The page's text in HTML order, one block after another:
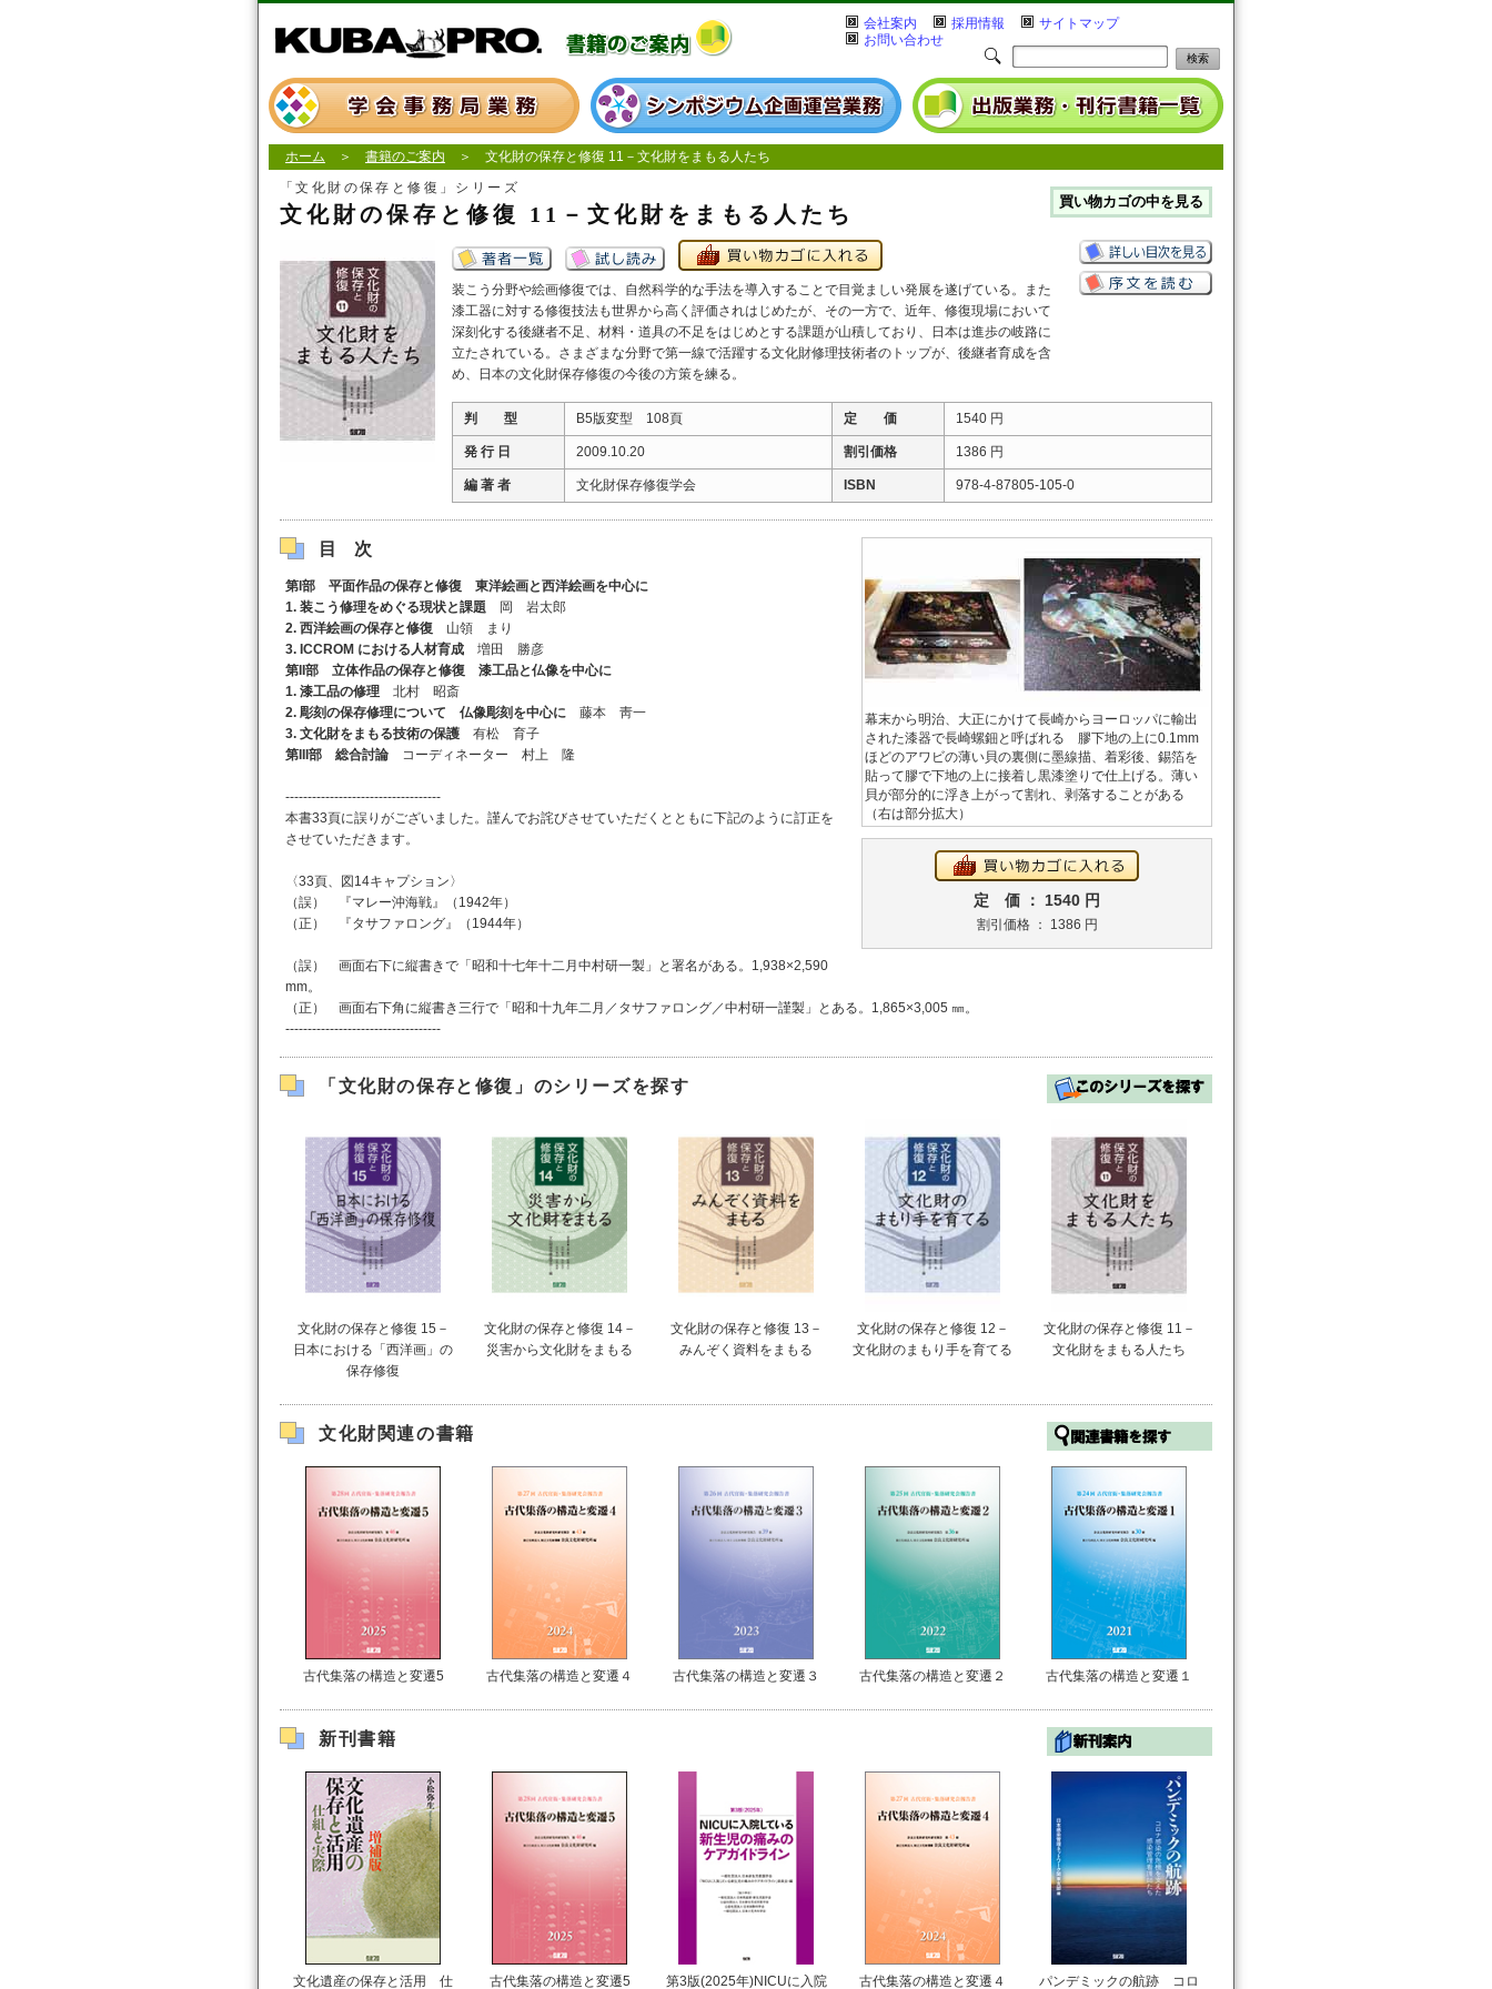
会社案内 採用情報
サイトマップ
お問い合わせ
ホーム ＞ 書籍のご案内 ＞ 文化財の保存と修復 11－文化財をまもる人たち
「文化財の保存と修復」シリーズ
文化財の保存と修復 11－文化財をまもる人たち
装こう分野や絵画修復では、自然科学的な手法を導入することで目覚ましい発展を遂げている。また
漆工器に対する修復技法も世界から高く評価されはじめたが、その一方で、近年、修復現場において
深刻化する後継者不足、材料・道具の不足をはじめとする課題が山積しており、日本は進歩の岐路に
立たされている。さまざまな分野で第一線で活躍する文化財修理技術者のトップが、後継者育成を含
め、日本の文化財保存修復の今後の方策を練る。
判 型 B5版変型 108頁 定 価 1540 円
発 行 日 2009.10.20 割引価格 1386 円
編 著 者 文化財保存修復学会 ISBN 978-4-87805-105-0
幕末から明治、大正にかけて長崎からヨーロッパに輸出
された漆器で長崎螺鈿と呼ばれる 膠下地の上に0.1mm
ほどのアワビの薄い貝の裏側に墨線描、着彩後、錫箔を
貼って膠で下地の上に接着し黒漆塗りで仕上げる。薄い
貝が部分的に浮き上がって割れ、剥落することがある
（右は部分拡大）
定 価 ： 1540 円
割引価格 ： 1386 円
目次
第I部 平面作品の保存と修復 東洋絵画と西洋絵画を中心に
1. 装こう修理をめぐる現状と課題 岡 岩太郎
2. 西洋絵画の保存と修復 山領 まり
3. ICCROM における人材育成 増田 勝彦
第II部 立体作品の保存と修復 漆工品と仏像を中心に
1. 漆工品の修理 北村 昭斎
2. 彫刻の保存修理について 仏像彫刻を中心に 藤本 靑一
3. 文化財をまもる技術の保護 有松 育子
第III部 総合討論 コーディネーター 村上 隆
-----------------------------------
本書33頁に誤りがございました。謹んでお詫びさせていただくとともに下記のように訂正を
させていただきます。
〈33頁、図14キャプション〉
（誤） 『マレー沖海戦』（1942年）
（正） 『タサファロング』（1944年）
（誤） 画面右下に縦書きで「昭和十七年十二月中村研一製」と署名がある。1,938×2,590
mm。
（正） 画面右下角に縦書き三行で「昭和十九年二月／タサファロング／中村研一謹製」とある。1,865×3,005 ㎜。
-----------------------------------
「文化財の保存と修復」のシリーズを探す
文化財の保存と修復 15－
日本における「西洋画」の
保存修復
文化財の保存と修復 14－
災害から文化財をまもる
文化財の保存と修復 13－
みんぞく資料をまもる
文化財の保存と修復 12－
文化財のまもり手を育てる
文化財の保存と修復 11－
文化財をまもる人たち
文化財関連の書籍
古代集落の構造と変遷5 古代集落の構造と変遷４ 古代集落の構造と変遷３ 古代集落の構造と変遷２ 古代集落の構造と変遷１
新刊書籍
文化遺産の保存と活用 仕 古代集落の構造と変遷5 第3版(2025年)NICUに入院 古代集落の構造と変遷４ パンデミックの航跡 コロ